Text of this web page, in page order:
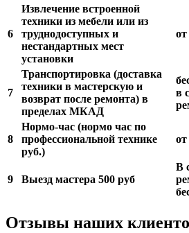
6
Извлечение встроенной
техники из мебели или из
труднодоступных и
нестандартных мест
установки
от
7
Транспортировка (доставка
техники в мастерскую и
возврат после ремонта) в
пределах МКАД
в
8
Нормо-час (нормо час по
профессиональной технике
руб.)
от
9 Выезд мастера 500 руб
В
Отзывы наших